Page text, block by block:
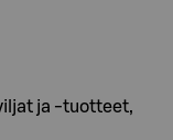
ja -tuotteet,